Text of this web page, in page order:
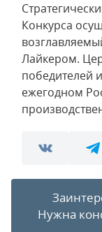
Конкурса
Лайкером.
победителей
ежегодном
Нужна